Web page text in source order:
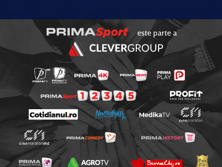
este parte a